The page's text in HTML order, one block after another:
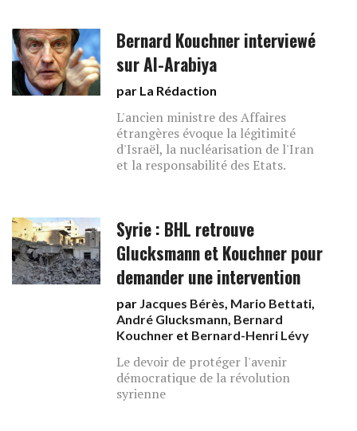
Bernard Kouchner interviewé
sur Al-Arabiya
par La Rédaction
L'ancien ministre des Affaires
étrangères évoque la légitimité
d'Israël, la nucléarisation de l'Iran
et la responsabilité des Etats.
Syrie : BHL retrouve
Glucksmann et Kouchner pour
demander une intervention
par Jacques Bérès, Mario Bettati,
André Glucksmann, Bernard
Kouchner et Bernard-Henri Lévy
Le devoir de protéger l'avenir
démocratique de la révolution
syrienne